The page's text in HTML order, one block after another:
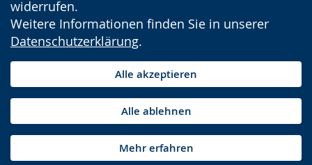
widerrufen.
Weitere Informationen finden Sie in unserer
Datenschutzerklärung.
Alle akzeptieren
Alle ablehnen
Mehr erfahren